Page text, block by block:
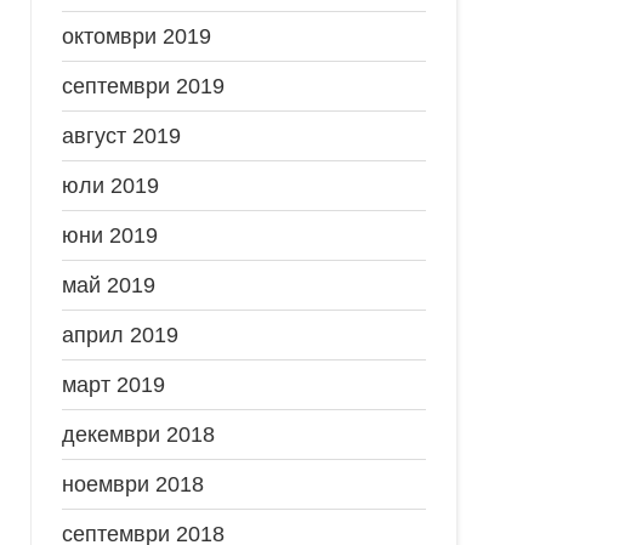
октомври 2019
септември 2019
август 2019
юли 2019
юни 2019
май 2019
април 2019
март 2019
декември 2018
ноември 2018
септември 2018